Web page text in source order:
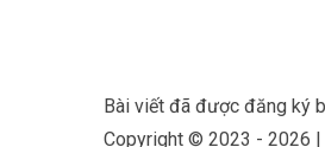
Bài viết đã được đăng ký
Copyright © 2023 - 2026 |